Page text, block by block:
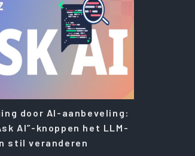
door AI-aanbeveling:
AI”-knoppen het LLM-
stil veranderen